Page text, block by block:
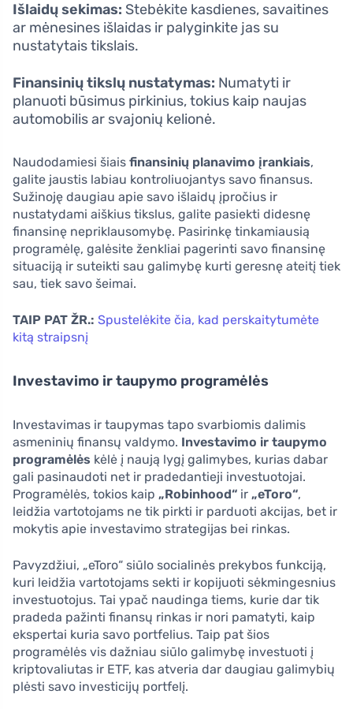
Išlaidų sekimas: Stebėkite kasdienes, savaitines
ar mėnesines išlaidas ir palyginkite jas su
nustatytais tikslais.
Finansinių tikslų nustatymas: Numatyti ir
planuoti būsimus pirkinius, tokius kaip naujas
automobilis ar svajonių kelionė.
Naudodamiesi šiais finansinių planavimo įrankiais,
galite jaustis labiau kontroliuojantys savo finansus.
Sužinoję daugiau apie savo išlaidų įpročius ir
nustatydami aiškius tikslus, galite pasiekti didesnę
finansinę nepriklausomybę. Pasirinkę tinkamiausią
programėlę, galėsite ženkliai pagerinti savo finansinę
situaciją ir suteikti sau galimybę kurti geresnę ateitį tiek
sau, tiek savo šeimai.
TAIP PAT ŽR.: Spustelėkite čia, kad perskaitytumėte
kitą straipsnį
Investavimo ir taupymo programėlės
Investavimas ir taupymas tapo svarbiomis dalimis
asmeninių finansų valdymo. Investavimo ir taupymo
programėlės kėlė į naują lygį galimybes, kurias dabar
gali pasinaudoti net ir pradedantieji investuotojai.
Programėlės, tokios kaip „Robinhood“ ir „eToro“,
leidžia vartotojams ne tik pirkti ir parduoti akcijas, bet ir
mokytis apie investavimo strategijas bei rinkas.
Pavyzdžiui, „eToro“ siūlo socialinės prekybos funkciją,
kuri leidžia vartotojams sekti ir kopijuoti sėkmingesnius
investuotojus. Tai ypač naudinga tiems, kurie dar tik
pradeda pažinti finansų rinkas ir nori pamatyti, kaip
ekspertai kuria savo portfelius. Taip pat šios
programėlės vis dažniau siūlo galimybę investuoti į
kriptovaliutas ir ETF, kas atveria dar daugiau galimybių
plėsti savo investicijų portfelį.